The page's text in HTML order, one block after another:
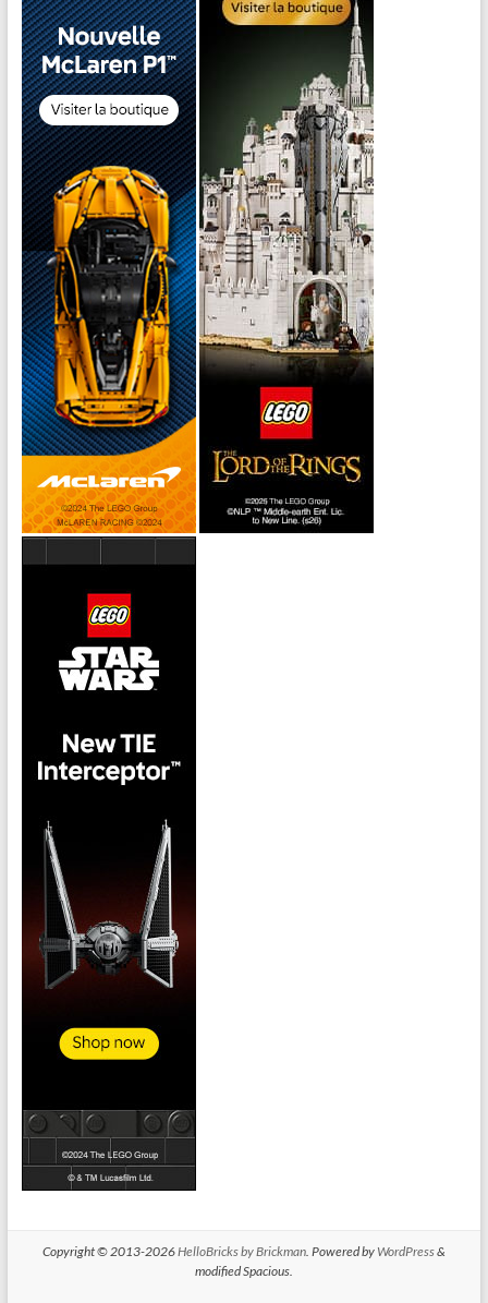
Copyright © 2013-2026HelloBricks by Brickman. Powered by WordPress&
modified Spacious.